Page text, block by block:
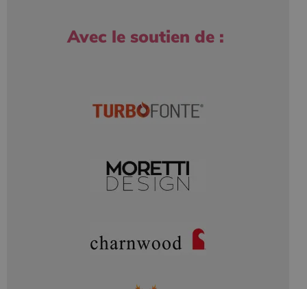
Avec le soutien de :